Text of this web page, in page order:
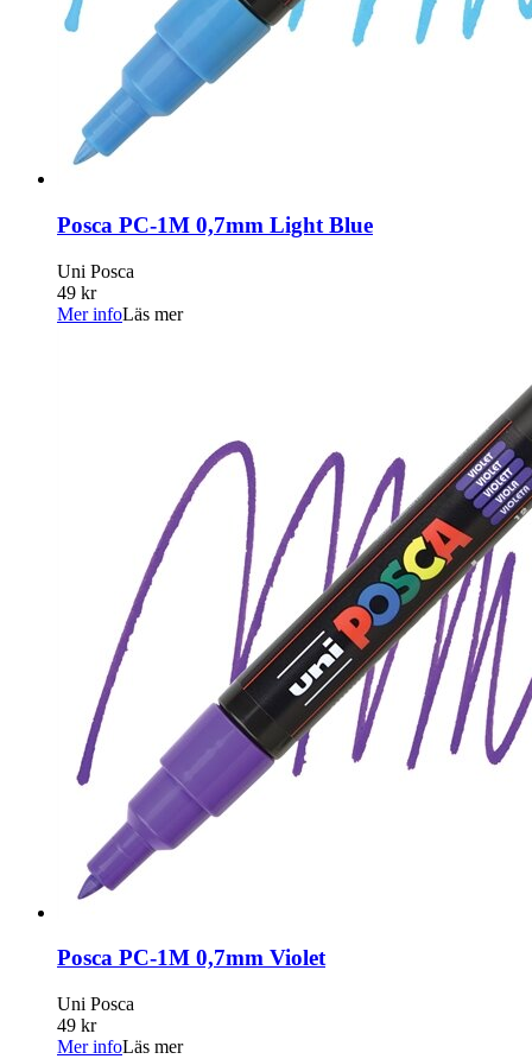
Posca PC-1M 0,7mm Light Blue
Uni Posca
49 kr
Mer infoLäs mer
Posca PC-1M 0,7mm Violet
Uni Posca
49 kr
Mer infoLäs mer